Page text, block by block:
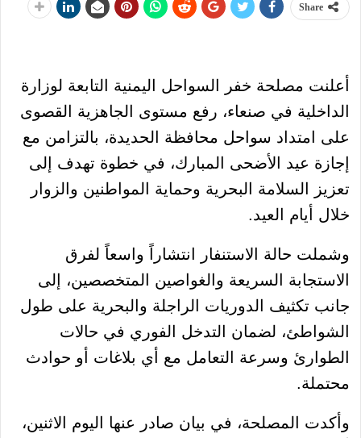
Share
أعلنت مصلحة خفر السواحل اليمنية التابعة لوزارة
الداخلية في صنعاء، رفع مستوى الجاهزية القصوى
على امتداد سواحل محافظة الحديدة، بالتزامن مع
إجازة عيد الأضحى المبارك، في خطوة تهدف إلى
تعزيز السلامة البحرية وحماية المواطنين والزوار
خلال أيام العيد.
وشملت حالة الاستنفار انتشاراً واسعاً لفرق
الاستجابة السريعة والغواصين المتخصصين، إلى
جانب تكثيف الدوريات الراجلة والبحرية على طول
الشواطئ، لضمان التدخل الفوري في حالات
الطوارئ وسرعة التعامل مع أي بلاغات أو حوادث
محتملة.
وأكدت المصلحة، في بيان صادر عنها اليوم الاثنين،